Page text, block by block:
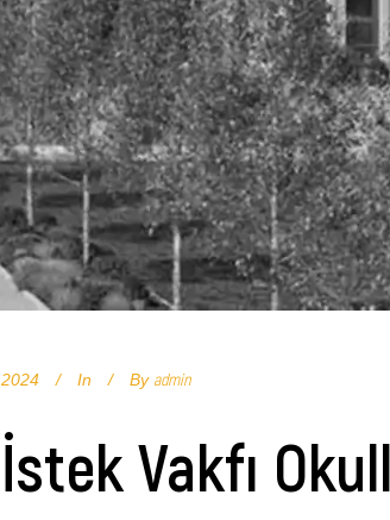
2024 In By admin
İstek Vakfı